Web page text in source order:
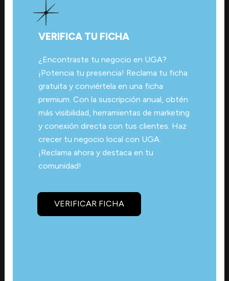
VERIFICA TU FICHA
¿Encontraste tu negocio en UGA?
¡Potencia tu presencia! Reclama tu ficha
gratuita y conviértela en una ficha
premium. Con la suscripción anual, obtén
más visibilidad, herramientas de marketing
y conexión directa con tus clientes. Haz
crecer tu negocio local con UGA.
¡Reclama ahora y destaca en tu
comunidad!
VERIFICAR FICHA